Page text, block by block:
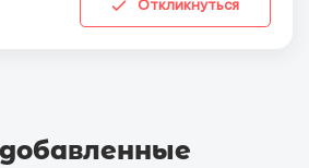
Откликнуться